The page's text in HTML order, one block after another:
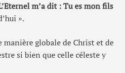
m’a dit :Tu es mon fils
».
manière globale de Christ et de
si bien que celle céleste y